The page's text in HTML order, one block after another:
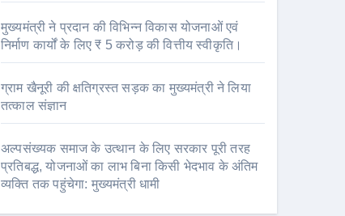
मुख्यमंत्री ने प्रदान की विभिन्न विकास योजनाओं एवं
निर्माण कार्यों के लिए ₹ 5 करोड़ की वित्तीय स्वीकृति।
ग्राम खैनूरी की क्षतिग्रस्त सड़क का मुख्यमंत्री ने लिया
तत्काल संज्ञान
अल्पसंख्यक समाज के उत्थान के लिए सरकार पूरी तरह
प्रतिबद्ध, योजनाओं का लाभ बिना किसी भेदभाव के अंतिम
व्यक्ति तक पहुंचेगा: मुख्यमंत्री धामी